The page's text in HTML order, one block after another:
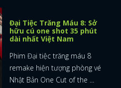
Đại Tiệc Trăng Máu 8: Sở
hữu cú one shot 35 phút
dài nhất Việt Nam
Phim Đại tiệc trăng máu 8
remake hiện tượng phòng vé
Nhật Bản One Cut of the ...